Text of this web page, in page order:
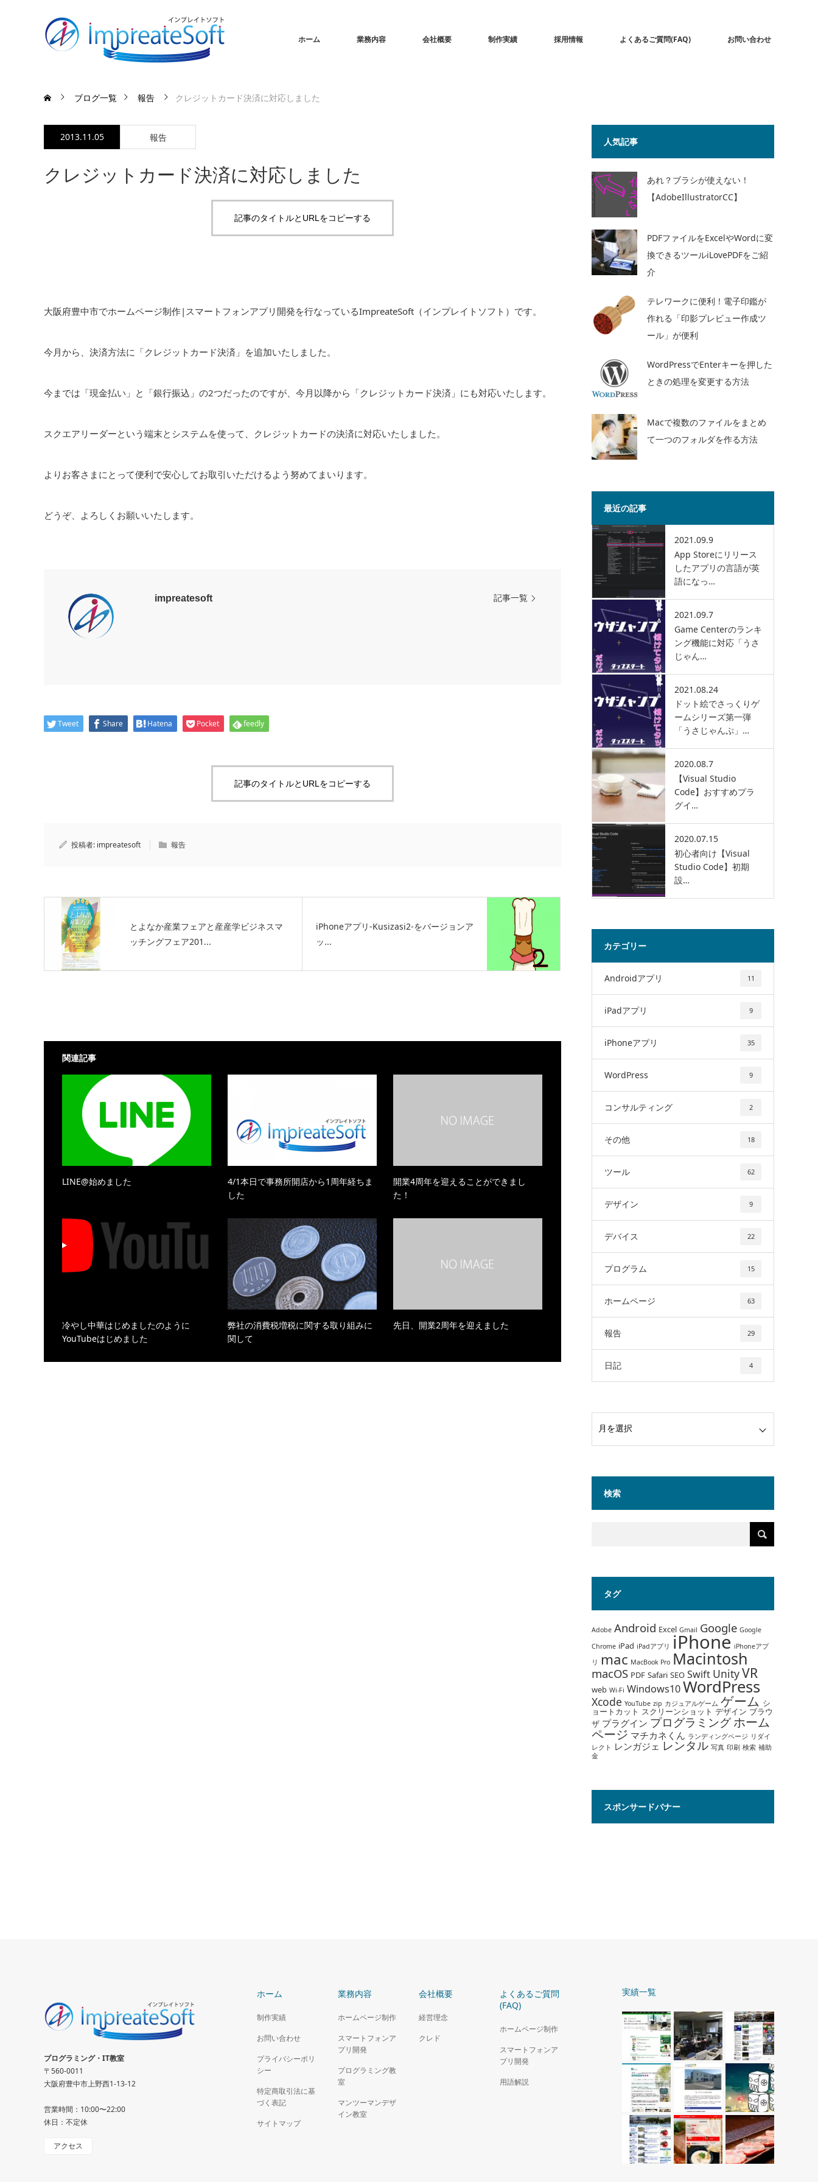
ホーム 業務内容 会社概要 制作実績 採用情報 よくあるご質問(FAQ) お問い合わせ
ブログ一覧 報告 クレジットカード決済に対応しました
2013.11.05 報告
クレジットカード決済に対応しました
記事のタイトルとURLをコピーする
大阪府豊中市でホームページ制作|スマートフォンアプリ開発を行なっているImpreateSoft（インプレイトソフト）です。
今月から、決済方法に「クレジットカード決済」を追加いたしました。
今までは「現金払い」と「銀行振込」の2つだったのですが、今月以降から「クレジットカード決済」にも対応いたします。
スクエアリーダーという端末とシステムを使って、クレジットカードの決済に対応いたしました。
よりお客さまにとって便利で安心してお取引いただけるよう努めてまいります。
どうぞ、よろしくお願いいたします。
impreatesoft 記事一覧
Tweet Share Hatena Pocket feedly
記事のタイトルとURLをコピーする
投稿者: impreatesoft 報告
とよなか産業フェアと産産学ビジネスマ
ッチングフェア201...
iPhoneアプリ-Kusizasi2-をバージョンア
ッ...
関連記事
LINE@始めました
4/1本日で事務所開店から1周年経ちま
した
開業4周年を迎えることができまし
た！
冷やし中華はじめましたのように
YouTubeはじめました
弊社の消費税増税に関する取り組みに
関して
先日、開業2周年を迎えました
人気記事
あれ？ブラシが使えない！
【AdobeIllustratorCC】
PDFファイルをExcelやWordに変
換できるツールiLovePDFをご紹
介
テレワークに便利！電子印鑑が
作れる「印影プレビュー作成ツ
ール」が便利
WordPressでEnterキーを押した
ときの処理を変更する方法
Macで複数のファイルをまとめ
て一つのフォルダを作る方法
最近の記事
2021.09.9
App Storeにリリース
したアプリの言語が英
語になっ…
2021.09.7
Game Centerのランキ
ング機能に対応「うさ
じゃん…
2021.08.24
ドット絵でさっくりゲ
ームシリーズ第一弾
「うさじゃんぷ」…
2020.08.7
【Visual Studio
Code】おすすめプラ
グイ…
2020.07.15
初心者向け【Visual
Studio Code】初期
設…
カテゴリー
Androidアプリ 11
iPadアプリ 9
iPhoneアプリ 35
WordPress 9
コンサルティング 2
その他 18
ツール 62
デザイン 9
デバイス 22
プログラム 15
ホームページ 63
報告 29
日記 4
検索
タグ
Adobe Android Excel Gmail Google Google
Chrome iPad iPadアプリ iPhone iPhoneアプ
リ
mac MacBook Pro Macintosh
macOS PDF Safari SEO Swift UnityVR
web Wi-Fi Windows10WordPress
Xcode YouTube zip カジュアルゲーム ゲーム シ
ョートカット スクリーンショット デザイン ブラウ
ザ プラグイン プログラミングホーム
ページ マチカネくん ランディングページ リダイ
レクト レンガジェ レンタル 写真 印刷 検索 補助
金
スポンサードバナー
ホーム
制作実績
お問い合わせ
プライバシーポリ
シー
特定商取引法に基
づく表記
サイトマップ
業務内容
ホームページ制作
スマートフォンア
プリ開発
プログラミング教
室
マンツーマンデザ
イン教室
会社概要
経営理念
クレド
よくあるご質問
(FAQ)
ホームページ制作
スマートフォンア
プリ開発
用語解説
実績一覧
プログラミング・IT教室
〒560-0011
大阪府豊中市上野西1-13-12
営業時間：10:00〜22:00
休日：不定休
アクセス